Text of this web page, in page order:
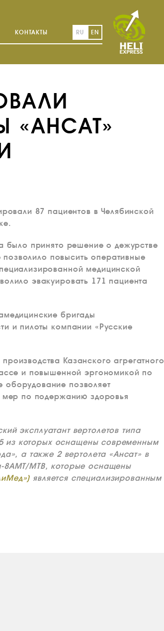
КОНТАКТЫ RU EN
«АНСАТ»
87 пациентов в Челябинской
было принято решение о дежурстве
позволило повысить оперативные
медицинской
эвакуировать 171 пациента
бригады
и пилоты компании «Русские
Казанского агрегатного
и повышенной эргономикой по
позволяет
мер по подержанию здоровья
эксплуатант вертолетов типа
из которых оснащены современным
а также 2 вертолета «Ансат» в
8АМТ/МТВ, которые оснащены
является специализированным